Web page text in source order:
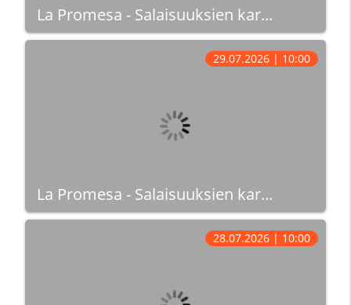
La Promesa - Salaisuuksien kar...
La Promesa - Salaisuuksien kar...
29.07.2026 | 10:00
28.07.2026 | 10:00